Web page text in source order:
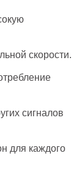
скорости.
сигналов
для каждого